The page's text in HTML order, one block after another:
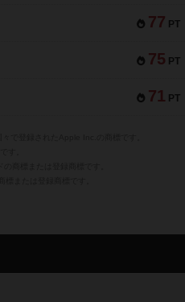
77 PT
75 PT
71 PT